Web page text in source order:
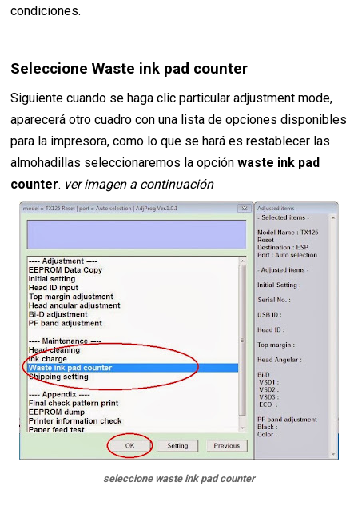
condiciones.
Seleccione Waste ink pad counter
Siguiente cuando se haga clic particular adjustment mode,
aparecerá otro cuadro con una lista de opciones disponibles
para la impresora, como lo que se hará es restablecer las
almohadillas seleccionaremos la opciónwaste ink pad
counter. ver imagen a continuación
seleccione waste ink pad counter